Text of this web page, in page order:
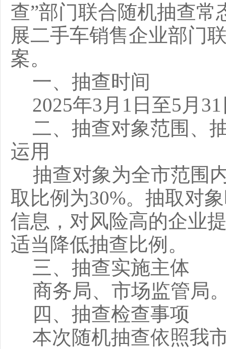
查”部门联合随机抽查常
展二手车销售企业部门
案。
一、抽查时间
2025年3 月 1 日至5 月 31
二、抽查对象范围、
运用
抽查对象为全市范围
取比例为30%。抽取对
信息，对风险高的企业
适当降低抽查比例。
三、抽查实施主体
商务局、市场监管局
四、抽查检查事项
本次随机抽查依照我